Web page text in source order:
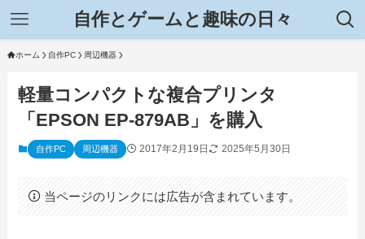
自作とゲームと趣味の日々
ホーム 自作PC 周辺機器
軽量コンパクトな複合プリンタ
「EPSON EP-879AB」を購入
自作PC 周辺機器 2017年2月19日 2025年5月30日
当ページのリンクには広告が含まれています。